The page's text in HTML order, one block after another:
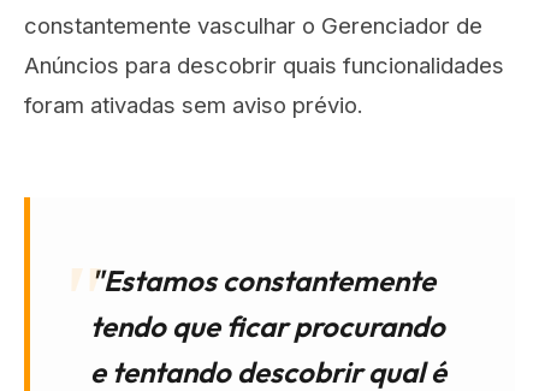
constantemente vasculhar o Gerenciador de
Anúncios para descobrir quais funcionalidades
foram ativadas sem aviso prévio.
"Estamos constantemente
tendo que ficar procurando
e tentando descobrir qual é